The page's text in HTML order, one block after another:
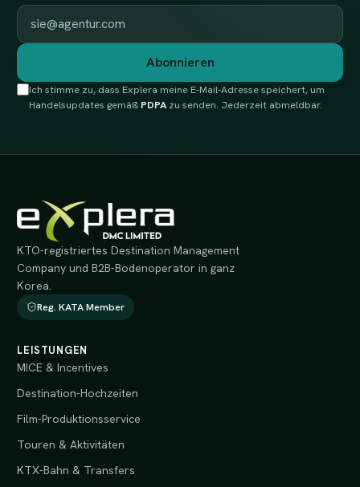
Geschäftliche E-Mail
Abonnieren
Ich stimme zu, dass Explera meine E-Mail-Adresse speichert, um
Handelsupdates gemäß PDPAzu senden. Jederzeit abmeldbar.
KTO-registriertes Destination Management
Company und B2B-Bodenoperator in ganz
Korea.
Reg. KATA Member
LEISTUNGEN
MICE & Incentives
Destination-Hochzeiten
Film-Produktionsservice
Touren & Aktivitäten
KTX-Bahn & Transfers